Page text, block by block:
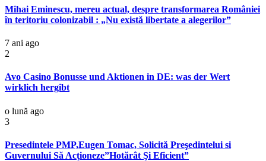
Mihai Eminescu, mereu actual, despre transformarea României
în teritoriu colonizabil : „Nu există libertate a alegerilor”
7 ani ago
2
Avo Casino Bonusse und Aktionen in DE: was der Wert
wirklich hergibt
o lună ago
3
Presedintele PMP,Eugen Tomac, Solicită Preşedintelui si
Guvernului Să Acţioneze”Hotărât Şi Eficient”